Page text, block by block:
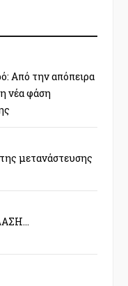
Από την απόπειρα
νέα φάση
μετανάστευσης